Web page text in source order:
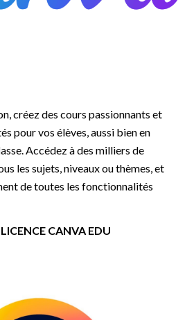
créez des cours passionnants et
pour vos élèves, aussi bien en
Accédez à des milliers de
les sujets, niveaux ou thèmes, et
de toutes les fonctionnalités
CANVA EDU